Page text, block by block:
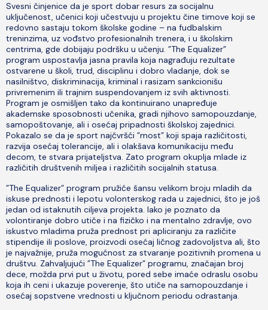
Svesni činjenice da je sport dobar resurs za socijalnu
uključenost, učenici koji učestvuju u projektu čine timove koji se
redovno sastaju tokom školske godine – na fudbalskim
treninzima, uz vođstvo profesionalnih trenera, i u školskim
centrima, gde dobijaju podršku u učenju. ”The Equalizer”
program uspostavlja jasna pravila koja nagrađuju rezultate
ostvarene u školi, trud, disciplinu i dobro vladanje, dok se
nasilništvo, diskriminacija, kriminal i rasizam sankcionišu
privremenim ili trajnim suspendovanjem iz svih aktivnosti.
Program je osmišljen tako da kontinuirano unapređuje
akademske sposobnosti učenika, gradi njihovo samopouzdanje,
samopoštovanje, ali i osećaj pripadnosti školskoj zajednici.
Pokazalo se da je sport najčvršći ”most” koji spaja različitosti,
razvija osećaj tolerancije, ali i olakšava komunikaciju među
decom, te stvara prijateljstva. Zato program okuplja mlade iz
različitih društvenih miljea i različitih socijalnih statusa.
”The Equalizer” program pružiće šansu velikom broju mladih da
iskuse prednosti i lepotu volonterskog rada u zajednici, što je još
jedan od istaknutih ciljeva projekta. Iako je poznato da
volontiranje dobro utiče i na fizičko i na mentalno zdravlje, ovo
iskustvo mladima pruža prednost pri apliciranju za različite
stipendije ili poslove, proizvodi osećaj ličnog zadovoljstva ali, što
je najvažnije, pruža mogućnost za stvaranje pozitivnih promena u
društvu. Zahvaljujući ”The Equalizer” programu, značajan broj
dece, možda prvi put u životu, pored sebe imaće odraslu osobu
koja ih ceni i ukazuje poverenje, što utiče na samopouzdanje i
osećaj sopstvene vrednosti u ključnom periodu odrastanja.